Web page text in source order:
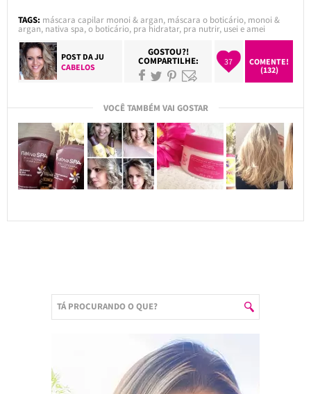
TAGS: máscara capilar monoi & argan, máscara o boticário, monoi &
argan, nativa spa,o boticário, pra hidratar, pra nutrir, usei e amei
POST DAJU
CABELOS
GOSTOU?!
COMPARTILHE: 37
COMENTE!
(132)
VOCÊ TAMBÉM VAI GOSTAR